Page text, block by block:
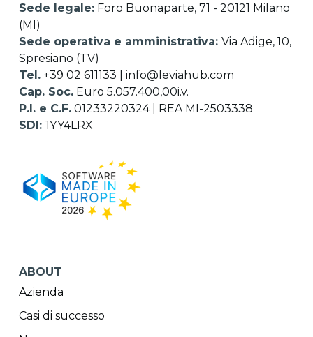
Sede legale: Foro Buonaparte, 71 - 20121 Milano
(MI)
Sede operativa e amministrativa: Via Adige, 10,
Spresiano (TV)
Tel. +39 02 611133 |info@leviahub.com
Cap. Soc. Euro 5.057.400,00i.v.
P.I. e C.F. 01233220324 | REA MI-2503338
SDI:1YY4LRX
ABOUT
Azienda
Casi di successo